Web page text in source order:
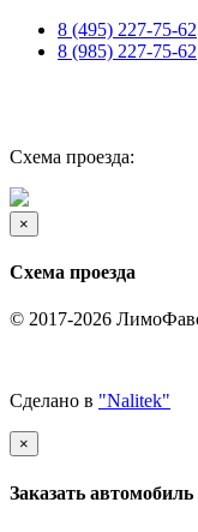
8 (495) 227-75-62
8 (985) 227-75-62
Схема проезда:
×
Схема проезда
© 2017-2026
Сделано в "Nalitek"
×
Заказать автомобиль